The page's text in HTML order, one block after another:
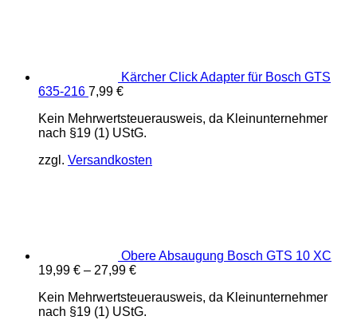
Kärcher Click Adapter für Bosch GTS
635-216 7,99 €
Kein Mehrwertsteuerausweis, da Kleinunternehmer
nach §19 (1) UStG.
zzgl. Versandkosten
Obere Absaugung Bosch GTS 10 XC
19,99 € – 27,99 €
Kein Mehrwertsteuerausweis, da Kleinunternehmer
nach §19 (1) UStG.